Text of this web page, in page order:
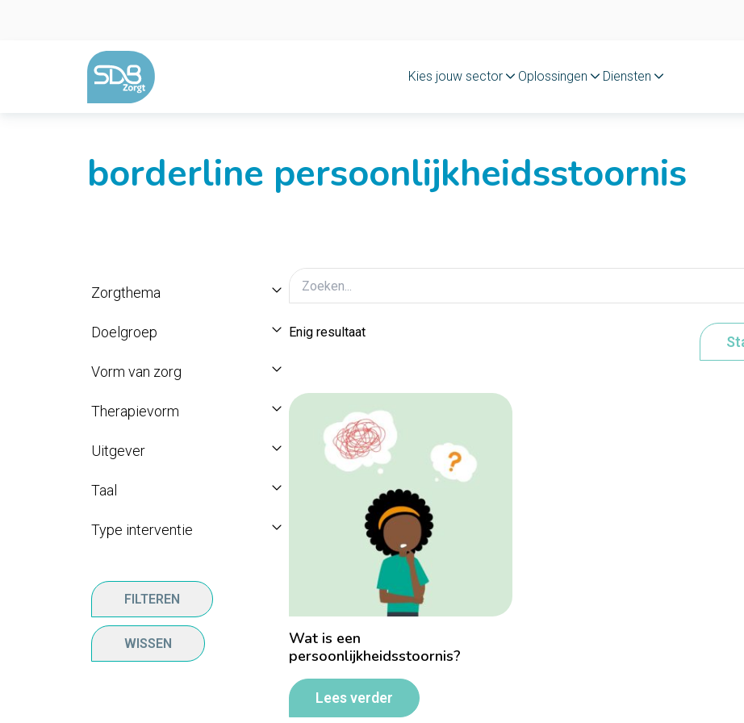
Kies jouw sector Oplossingen Diensten
borderline persoonlijkheidsstoornis
Zorgthema
Doelgroep
Vorm van zorg
Therapievorm
Uitgever
Taal
Type interventie
FILTEREN
WISSEN
Enig resultaat
Wat is een
persoonlijkheidsstoornis?
Lees verder